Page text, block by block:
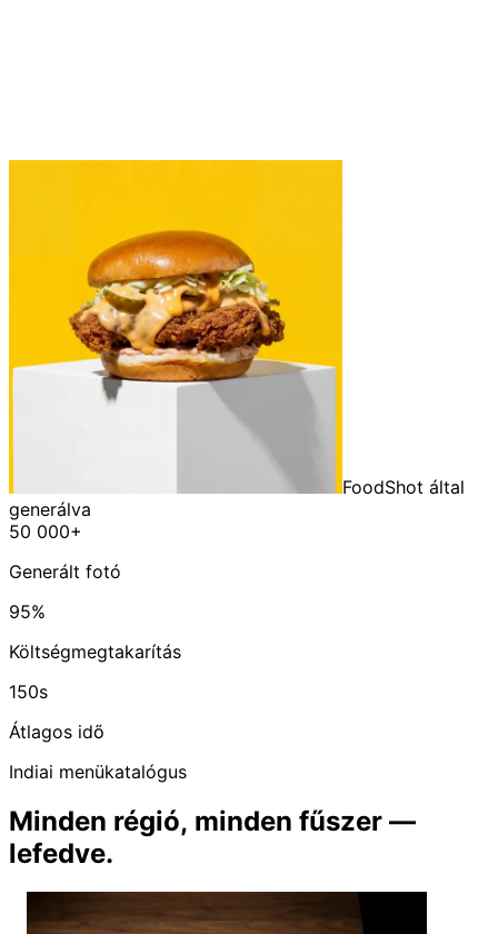
FoodShot által
generálva
50 000+
Generált fotó
95%
Költségmegtakarítás
150s
Átlagos idő
Indiai menükatalógus
Minden régió, minden fűszer —
lefedve.